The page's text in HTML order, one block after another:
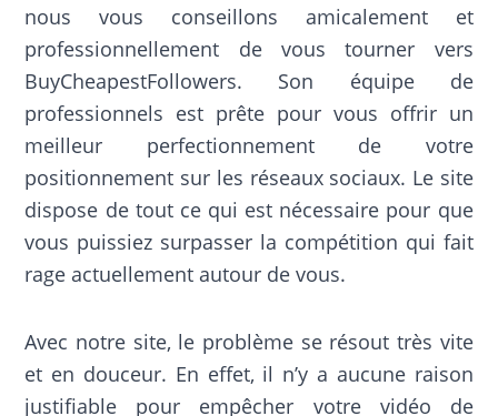
nous vous conseillons amicalement et
professionnellement de vous tourner vers
BuyCheapestFollowers. Son équipe de
professionnels est prête pour vous offrir un
meilleur perfectionnement de votre
positionnement sur les réseaux sociaux. Le site
dispose de tout ce qui est nécessaire pour que
vous puissiez surpasser la compétition qui fait
rage actuellement autour de vous.
Avec notre site, le problème se résout très vite
et en douceur. En effet, il n’y a aucune raison
justifiable pour empêcher votre vidéo de